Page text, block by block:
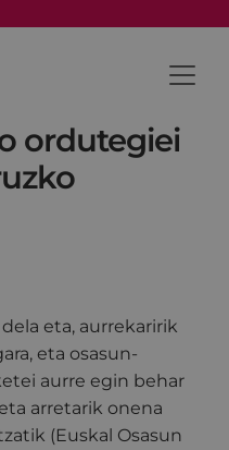
ordutegiei
eta, aurrekaririk
eta osasun-
aurre egin behar
arretarik onena
(Euskal Osasun